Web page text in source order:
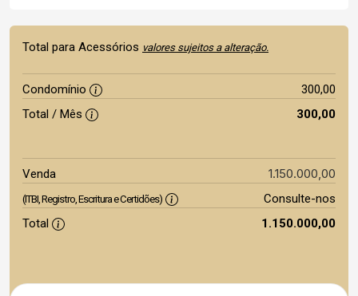
Total para Acessórios valores sujeitos a alteração.
Condomínio
300,00
Total / Mês
300,00
Venda 1.150.000,00
(ITBI, Registro, Escritura e Certidões)
Consulte-nos
Total
1.150.000,00